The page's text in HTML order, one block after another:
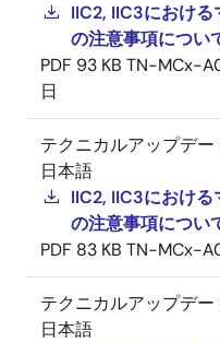
IIC2, IIC3におけ
の注意事項につ
PDF 93 KB TN-MCx-
日
テクニカルアップデー
日本語
IIC2, IIC3におけ
の注意事項につ
PDF 83 KB TN-MCx-
テクニカルアップデー
日本語